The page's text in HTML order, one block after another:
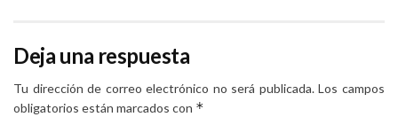
Deja una respuesta
Tu dirección de correo electrónico no será publicada. Los campos
obligatorios están marcados con *